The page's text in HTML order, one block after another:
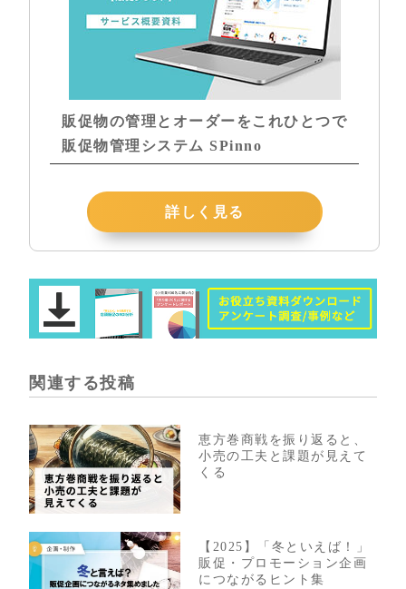
販促物の管理とオーダーをこれひとつで
販促物管理システム SPinno
詳しく見る
関連する投稿
恵方巻商戦を振り返ると、
小売の工夫と課題が見えて
くる
【2025】「冬といえば！」
販促・プロモーション企画
につながるヒント集